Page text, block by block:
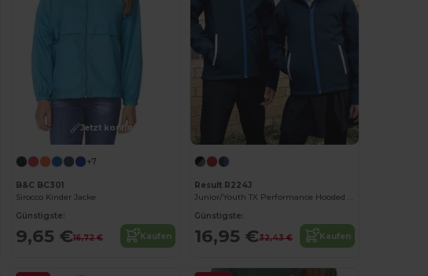
Jetzt konfigurieren!
+7
B&C BC301
Sirocco Kinder Jacke
Günstigste:
9,65 €16,72 € Kaufen
Result R224J
Junior/Youth TX Performance Hooded Soft Shell Jacke
Günstigste:
16,95 €32,43 € Kaufen